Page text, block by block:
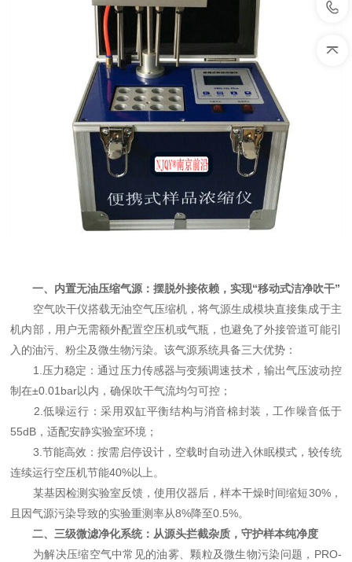
一、内置无油压缩气源：摆脱外接依赖，实现“移动式洁净吹干”
空气吹干仪搭载无油空气压缩机，将气源生成模块直接集成于主
机内部，用户无需额外配置空压机或气瓶，也避免了外接管道可能引
入的油污、粉尘及微生物污染。该气源系统具备三大优势：
1.压力稳定：通过压力传感器与变频调速技术，输出气压波动控
制在±0.01bar以内，确保吹干气流均匀可控；
2.低噪运行：采用双缸平衡结构与消音棉封装，工作噪音低于
55dB，适配安静实验室环境；
3.节能高效：按需启停设计，空载时自动进入休眠模式，较传统
连续运行空压机节能40%以上。
某基因检测实验室反馈，使用仪器后，样本干燥时间缩短30%，
且因气源污染导致的实验重测率从8%降至0.5%。
二、三级微滤净化系统：从源头拦截杂质，守护样本纯净度
为解决压缩空气中常见的油雾、颗粒及微生物污染问题，PRO-